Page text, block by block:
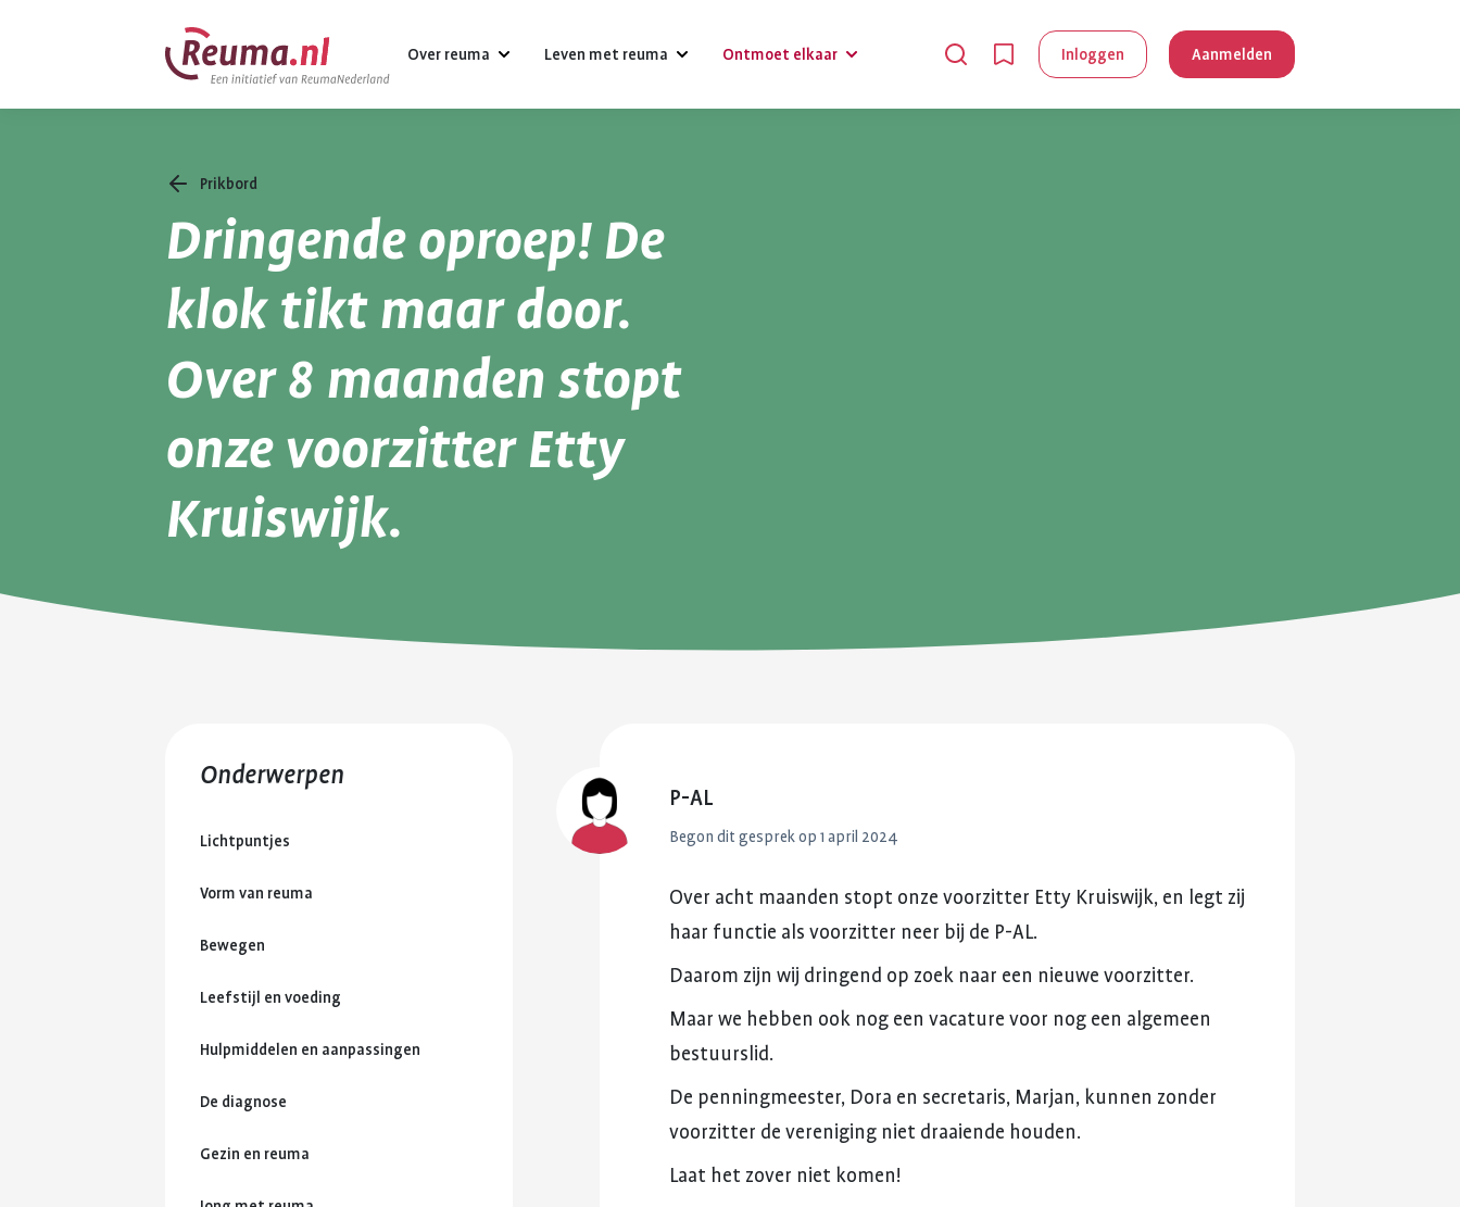
navigatie
Over reuma
Diagnose
Vormen van reuma
Komt ook voor bij reuma
Leven met reuma
Psychische gezondheid en reuma
Een gezonde leefstijl
Hulpmiddelen en aanpassingen
Zorgverzekering
Appwijzer
Ontmoet elkaar Inloggen Aanmelden
Prikbord
Dringende oproep! De
klok tikt maar door.
Over 8 maanden stopt
onze voorzitter Etty
Kruiswijk.
Onderwerpen
Lichtpuntjes
Vorm van reuma
Bewegen
Leefstijl en voeding
Hulpmiddelen en aanpassingen
De diagnose
Gezin en reuma
P-AL
Begon dit gesprek op 1 april 2024
Over acht maanden stopt onze voorzitter Etty Kruiswijk, en legt zij
haar functie als voorzitter neer bij de P-AL.
Daarom zijn wij dringend op zoek naar een nieuwe voorzitter.
Maar we hebben ook nog een vacature voor nog een algemeen
bestuurslid.
De penningmeester, Dora en secretaris, Marjan, kunnen zonder
voorzitter de vereniging niet draaiende houden.
Laat het zover niet komen!